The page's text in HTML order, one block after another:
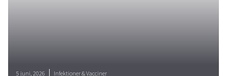
5 juni, 2026 Infektioner & Vacciner